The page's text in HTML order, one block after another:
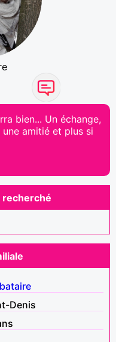
bien... Un échange,
amitié et plus si
recherché
Denis